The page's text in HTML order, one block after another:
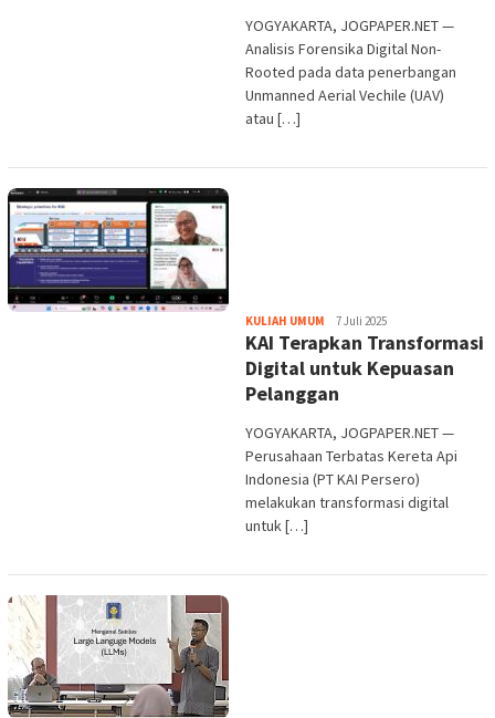
YOGYAKARTA, JOGPAPER.NET —
Analisis Forensika Digital Non-
Rooted pada data penerbangan
Unmanned Aerial Vechile (UAV)
atau […]
KULIAH UMUM Heri
Purwata
7 Juli 2025
KAI Terapkan Transformasi
Digital untuk Kepuasan
Pelanggan
YOGYAKARTA, JOGPAPER.NET —
Perusahaan Terbatas Kereta Api
Indonesia (PT KAI Persero)
melakukan transformasi digital
untuk […]